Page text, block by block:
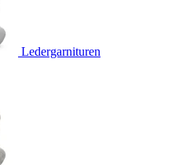
Ledergarnituren